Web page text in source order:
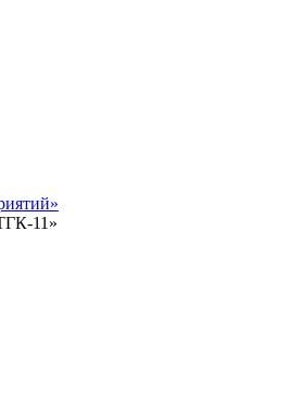
11»